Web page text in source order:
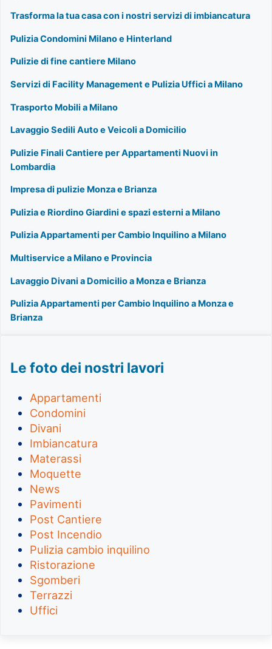
Trasforma la tua casa con i nostri servizi di imbiancatura
Pulizia Condomini Milano e Hinterland
Pulizie di fine cantiere Milano
Servizi di Facility Management e Pulizia Uffici a Milano
Trasporto Mobili a Milano
Lavaggio Sedili Auto e Veicoli a Domicilio
Pulizie Finali Cantiere per Appartamenti Nuovi in
Lombardia
Impresa di pulizie Monza e Brianza
Pulizia e Riordino Giardini e spazi esterni a Milano
Pulizia Appartamenti per Cambio Inquilino a Milano
Multiservice a Milano e Provincia
Lavaggio Divani a Domicilio a Monza e Brianza
Pulizia Appartamenti per Cambio Inquilino a Monza e
Brianza
Le foto dei nostri lavori
Appartamenti
Condomini
Divani
Imbiancatura
Materassi
Moquette
News
Pavimenti
Post Cantiere
Post Incendio
Pulizia cambio inquilino
Ristorazione
Sgomberi
Terrazzi
Uffici